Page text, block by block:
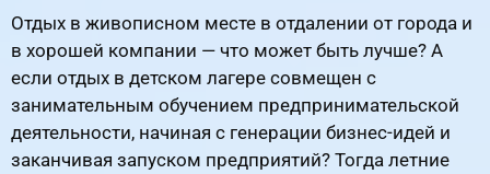
Отдых в живописном месте в отдалении от города и
в хорошей компании — что может быть лучше? А
если отдых в детском лагере совмещен с
занимательным обучением предпринимательской
деятельности, начиная с генерации бизнес-идей и
заканчивая запуском предприятий? Тогда летние